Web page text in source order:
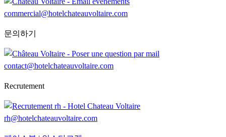
commercial@hotelchateauvoltaire.com
문의하기
contact@hotelchateauvoltaire.com
Recrutement
rh@hotelchateauvoltaire.com